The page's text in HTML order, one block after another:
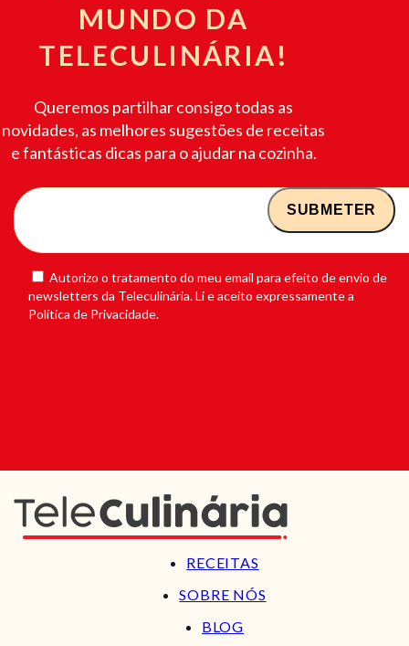
MUNDO DA
TELECULINÁRIA!
Queremos partilhar consigo todas as
novidades, as melhores sugestões de receitas
e fantásticas dicas para o ajudar na cozinha.
Autorizo o tratamento do meu email para efeito de envio de
newsletters da Teleculinária. Li e aceito expressamente a
Política de Privacidade.
RECEITAS
SOBRE NÓS
BLOG